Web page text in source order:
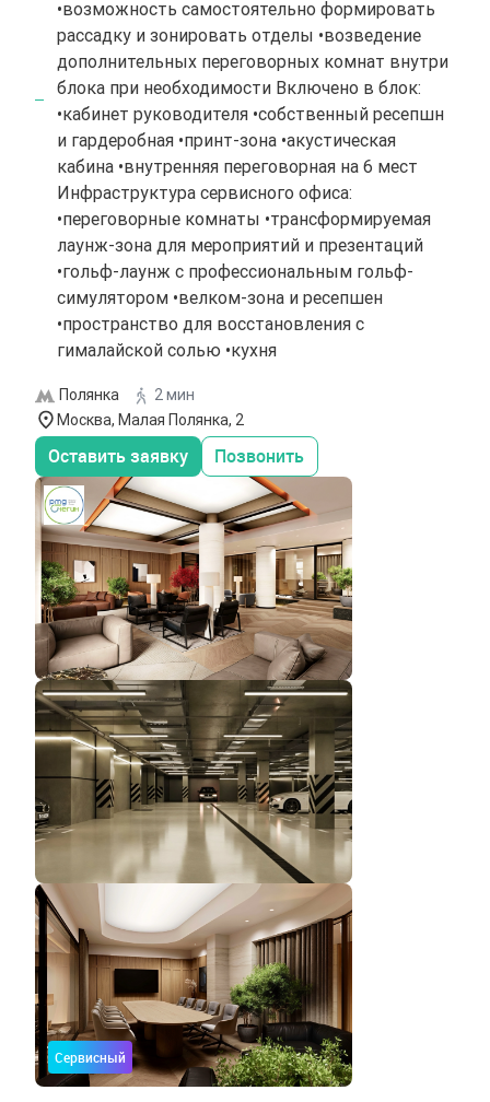
•возможность самостоятельно формировать
рассадку и зонировать отделы •возведение
дополнительных переговорных комнат внутри
блока при необходимости Включено в блок:
•кабинет руководителя •собственный ресепшн
и гардеробная •принт-зона •акустическая
кабина •внутренняя переговорная на 6 мест
Инфраструктура сервисного офиса:
•переговорные комнаты •трансформируемая
лаунж-зона для мероприятий и презентаций
•гольф-лаунж с профессиональным гольф-
симулятором •велком-зона и ресепшен
•пространство для восстановления с
гималайской солью •кухня
Полянка
2 мин
Москва, Малая Полянка, 2
Оставить заявку Позвонить
Сервисный